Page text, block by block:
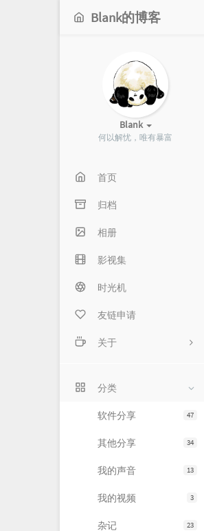
Blank的博客
Blank
何以解忧，唯有暴富
首页
归档
相册
影视集
时光机
友链申请
关于
分类
47
软件分享
34
其他分享
13
我的声音
3
我的视频
23
杂记